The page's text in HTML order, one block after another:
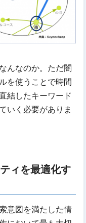
んなのか。ただ闇
を使うことで時間
結したキーワード
いく必要がありま
ィを最適化す
意図を満たした情